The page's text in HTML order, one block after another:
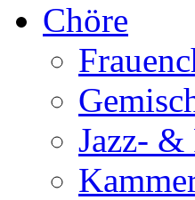
Chöre
Jazz- &